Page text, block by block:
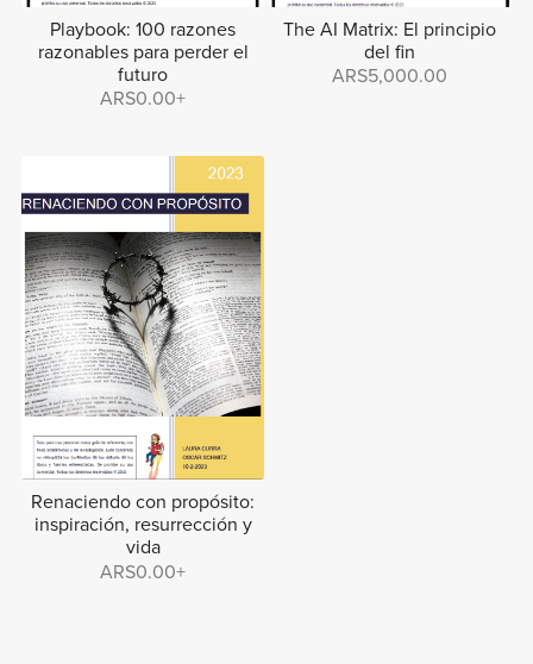
Playbook: 100 razones
razonables para perder el
futuro
ARS0.00+
The AI Matrix: El principio
del fin
ARS5,000.00
Renaciendo con propósito:
inspiración, resurrección y
vida
ARS0.00+